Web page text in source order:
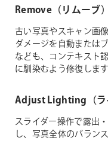
Remove（リムーブ）
古い写真やスキャン画
ダメージを自動または
なども、コンテキスト
に馴染むよう修復します
Adjust Lighting（ラ
スライダー操作で露出
し、写真全体のバラン